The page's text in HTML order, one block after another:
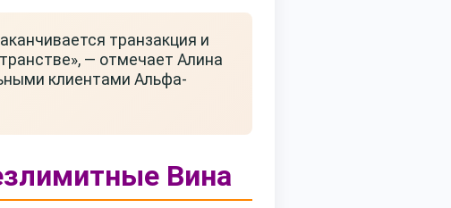
транзакция и
— отмечает Алина
клиентами Альфа-
Вина